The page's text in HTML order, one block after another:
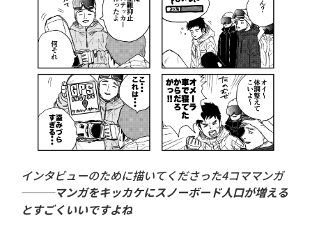
インタビューのために描いてくださった4コママンガ
───マンガをキッカケにスノーボード人口が増える
とすごくいいですよね